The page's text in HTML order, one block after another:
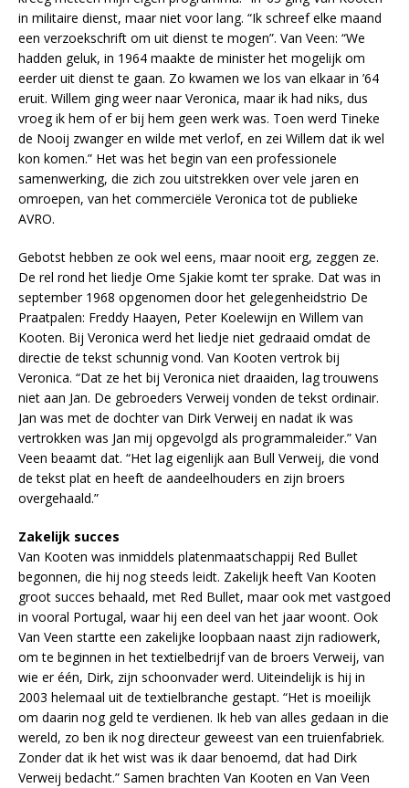
in militaire dienst, maar niet voor lang. “Ik schreef elke maand
een verzoekschrift om uit dienst te mogen”. Van Veen: “We
hadden geluk, in 1964 maakte de minister het mogelijk om
eerder uit dienst te gaan. Zo kwamen we los van elkaar in ’64
eruit. Willem ging weer naar Veronica, maar ik had niks, dus
vroeg ik hem of er bij hem geen werk was. Toen werd Tineke
de Nooij zwanger en wilde met verlof, en zei Willem dat ik wel
kon komen.” Het was het begin van een professionele
samenwerking, die zich zou uitstrekken over vele jaren en
omroepen, van het commerciële Veronica tot de publieke
AVRO.
Gebotst hebben ze ook wel eens, maar nooit erg, zeggen ze.
De rel rond het liedje Ome Sjakie komt ter sprake. Dat was in
september 1968 opgenomen door het gelegenheidstrio De
Praatpalen: Freddy Haayen, Peter Koelewijn en Willem van
Kooten. Bij Veronica werd het liedje niet gedraaid omdat de
directie de tekst schunnig vond. Van Kooten vertrok bij
Veronica. “Dat ze het bij Veronica niet draaiden, lag trouwens
niet aan Jan. De gebroeders Verweij vonden de tekst ordinair.
Jan was met de dochter van Dirk Verweij en nadat ik was
vertrokken was Jan mij opgevolgd als programmaleider.” Van
Veen beaamt dat. “Het lag eigenlijk aan Bull Verweij, die vond
de tekst plat en heeft de aandeelhouders en zijn broers
overgehaald.”
Zakelijk succes
Van Kooten was inmiddels platenmaatschappij Red Bullet
begonnen, die hij nog steeds leidt. Zakelijk heeft Van Kooten
groot succes behaald, met Red Bullet, maar ook met vastgoed
in vooral Portugal, waar hij een deel van het jaar woont. Ook
Van Veen startte een zakelijke loopbaan naast zijn radiowerk,
om te beginnen in het textielbedrijf van de broers Verweij, van
wie er één, Dirk, zijn schoonvader werd. Uiteindelijk is hij in
2003 helemaal uit de textielbranche gestapt. “Het is moeilijk
om daarin nog geld te verdienen. Ik heb van alles gedaan in die
wereld, zo ben ik nog directeur geweest van een truienfabriek.
Zonder dat ik het wist was ik daar benoemd, dat had Dirk
Verweij bedacht.” Samen brachten Van Kooten en Van Veen